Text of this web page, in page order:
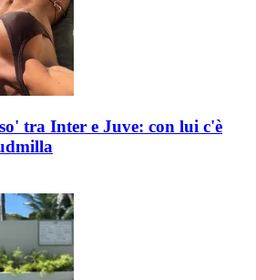
tra Inter e Juve: con lui c'è